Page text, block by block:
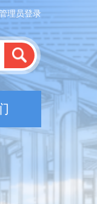
理员登录